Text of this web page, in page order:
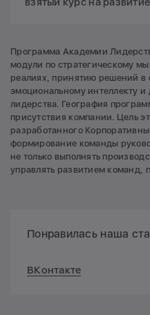
Программа Академии
модули по стратегическому
реалиях, принятию решений в
эмоциональному интеллекту
лидерства. География
присутствия компании. Цель
разработанного
формирование команды
не только выполнять
управлять развитием команд,
Понравилась наша
ВКонтакте